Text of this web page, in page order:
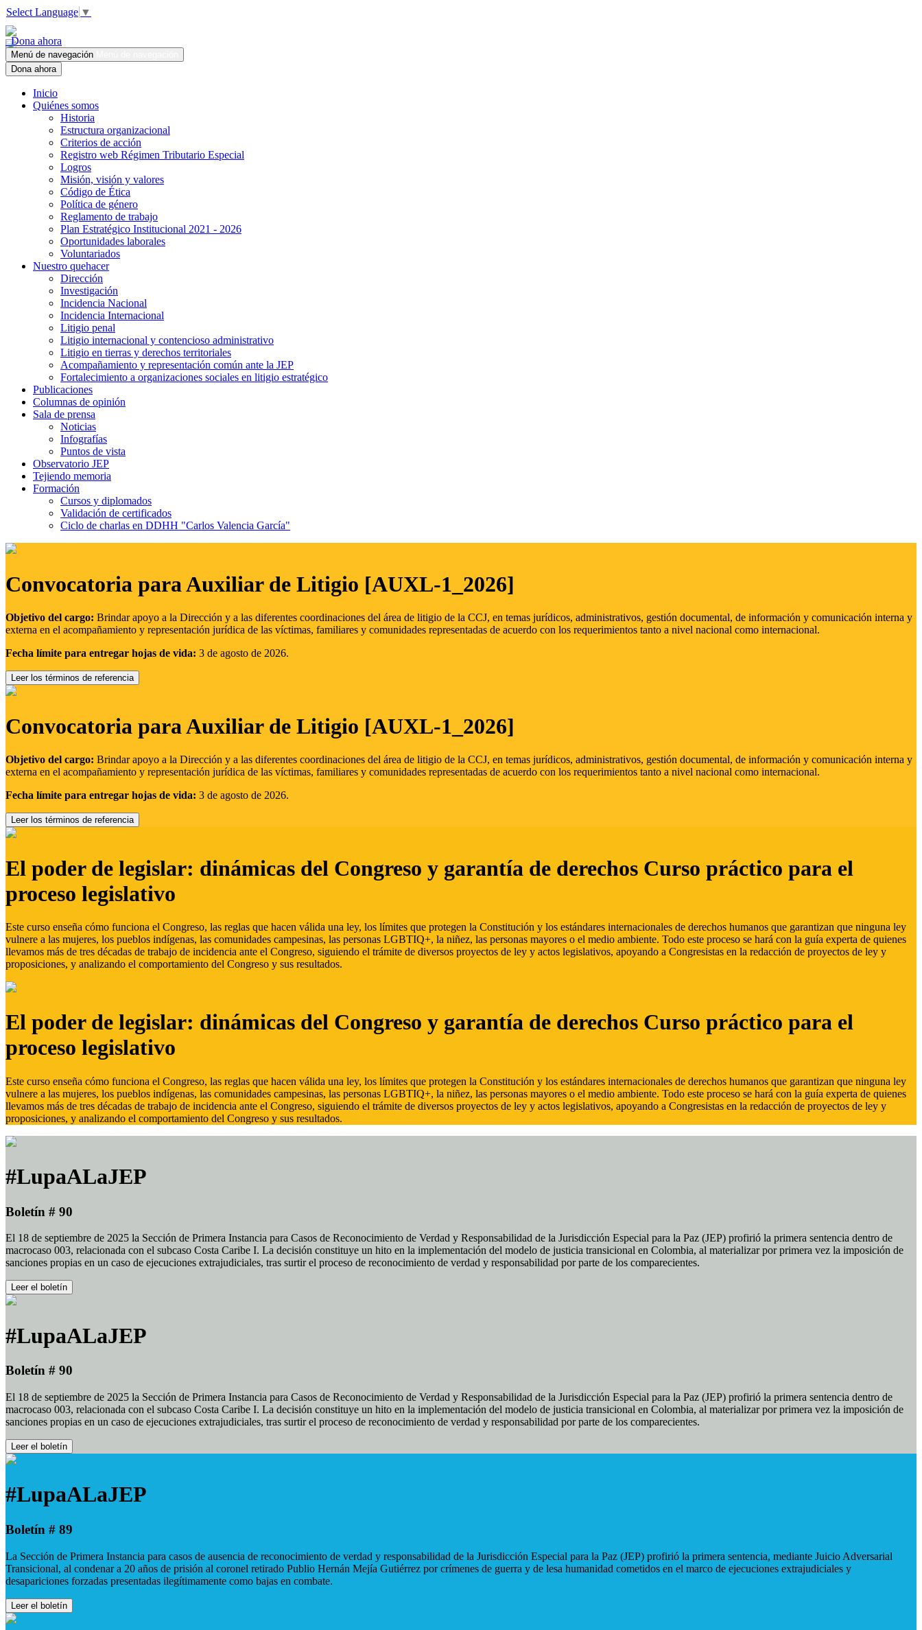
Select Language ▼
Dona ahora
Menú de navegación
Dona ahora
Inicio
Quiénes somos
Historia
Estructura organizacional
Criterios de acción
Registro web Régimen Tributario Especial
Logros
Misión, visión y valores
Código de Ética
Política de género
Reglamento de trabajo
Plan Estratégico Institucional 2021 - 2026
Oportunidades laborales
Voluntariados
Nuestro quehacer
Dirección
Investigación
Incidencia Nacional
Incidencia Internacional
Litigio penal
Litigio internacional y contencioso administrativo
Litigio en tierras y derechos territoriales
Acompañamiento y representación común ante la JEP
Fortalecimiento a organizaciones sociales en litigio estratégico
Publicaciones
Columnas de opinión
Sala de prensa
Noticias
Infografías
Puntos de vista
Observatorio JEP
Tejiendo memoria
Formación
Cursos y diplomados
Validación de certificados
Ciclo de charlas en DDHH "Carlos Valencia García"
Convocatoria para Auxiliar de Litigio [AUXL-1_2026]
Objetivo del cargo: Brindar apoyo a la Dirección y a las diferentes coordinaciones del área de litigio de la CCJ, en temas jurídicos, administrativos, gestión documental, de información y comunicación interna y
externa en el acompañamiento y representación jurídica de las víctimas, familiares y comunidades representadas de acuerdo con los requerimientos tanto a nivel nacional como internacional.
Fecha límite para entregar hojas de vida: 3 de agosto de 2026.
Leer los términos de referencia
Convocatoria para Auxiliar de Litigio [AUXL-1_2026]
Objetivo del cargo: Brindar apoyo a la Dirección y a las diferentes coordinaciones del área de litigio de la CCJ, en temas jurídicos, administrativos, gestión documental, de información y comunicación interna y
externa en el acompañamiento y representación jurídica de las víctimas, familiares y comunidades representadas de acuerdo con los requerimientos tanto a nivel nacional como internacional.
Fecha límite para entregar hojas de vida: 3 de agosto de 2026.
Leer los términos de referencia
El poder de legislar: dinámicas del Congreso y garantía de derechos Curso práctico para el
proceso legislativo
Este curso enseña cómo funciona el Congreso, las reglas que hacen válida una ley, los límites que protegen la Constitución y los estándares internacionales de derechos humanos que garantizan que ninguna ley
vulnere a las mujeres, los pueblos indígenas, las comunidades campesinas, las personas LGBTIQ+, la niñez, las personas mayores o el medio ambiente. Todo este proceso se hará con la guía experta de quienes
llevamos más de tres décadas de trabajo de incidencia ante el Congreso, siguiendo el trámite de diversos proyectos de ley y actos legislativos, apoyando a Congresistas en la redacción de proyectos de ley y
proposiciones, y analizando el comportamiento del Congreso y sus resultados.
El poder de legislar: dinámicas del Congreso y garantía de derechos Curso práctico para el
proceso legislativo
Este curso enseña cómo funciona el Congreso, las reglas que hacen válida una ley, los límites que protegen la Constitución y los estándares internacionales de derechos humanos que garantizan que ninguna ley
vulnere a las mujeres, los pueblos indígenas, las comunidades campesinas, las personas LGBTIQ+, la niñez, las personas mayores o el medio ambiente. Todo este proceso se hará con la guía experta de quienes
llevamos más de tres décadas de trabajo de incidencia ante el Congreso, siguiendo el trámite de diversos proyectos de ley y actos legislativos, apoyando a Congresistas en la redacción de proyectos de ley y
proposiciones, y analizando el comportamiento del Congreso y sus resultados.
#LupaALaJEP
Boletín # 90
El 18 de septiembre de 2025 la Sección de Primera Instancia para Casos de Reconocimiento de Verdad y Responsabilidad de la Jurisdicción Especial para la Paz (JEP) profirió la primera sentencia dentro de
macrocaso 003, relacionada con el subcaso Costa Caribe I. La decisión constituye un hito en la implementación del modelo de justicia transicional en Colombia, al materializar por primera vez la imposición de
sanciones propias en un caso de ejecuciones extrajudiciales, tras surtir el proceso de reconocimiento de verdad y responsabilidad por parte de los comparecientes.
Leer el boletín
#LupaALaJEP
Boletín # 90
El 18 de septiembre de 2025 la Sección de Primera Instancia para Casos de Reconocimiento de Verdad y Responsabilidad de la Jurisdicción Especial para la Paz (JEP) profirió la primera sentencia dentro de
macrocaso 003, relacionada con el subcaso Costa Caribe I. La decisión constituye un hito en la implementación del modelo de justicia transicional en Colombia, al materializar por primera vez la imposición de
sanciones propias en un caso de ejecuciones extrajudiciales, tras surtir el proceso de reconocimiento de verdad y responsabilidad por parte de los comparecientes.
Leer el boletín
#LupaALaJEP
Boletín # 89
La Sección de Primera Instancia para casos de ausencia de reconocimiento de verdad y responsabilidad de la Jurisdicción Especial para la Paz (JEP) profirió la primera sentencia, mediante Juicio Adversarial
Transicional, al condenar a 20 años de prisión al coronel retirado Publio Hernán Mejía Gutiérrez por crímenes de guerra y de lesa humanidad cometidos en el marco de ejecuciones extrajudiciales y
desapariciones forzadas presentadas ilegítimamente como bajas en combate.
Leer el boletín